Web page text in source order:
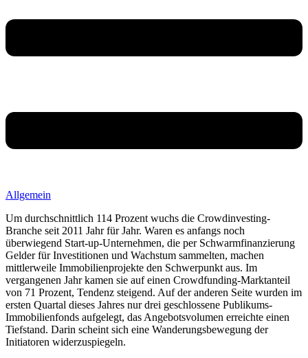
Allgemein
Um durchschnittlich 114 Prozent wuchs die Crowdinvesting-
Branche seit 2011 Jahr für Jahr. Waren es anfangs noch
überwiegend Start-up-Unternehmen, die per Schwarmfinanzierung
Gelder für Investitionen und Wachstum sammelten, machen
mittlerweile Immobilienprojekte den Schwerpunkt aus. Im
vergangenen Jahr kamen sie auf einen Crowdfunding-Marktanteil
von 71 Prozent, Tendenz steigend. Auf der anderen Seite wurden im
ersten Quartal dieses Jahres nur drei geschlossene Publikums-
Immobilienfonds aufgelegt, das Angebotsvolumen erreichte einen
Tiefstand. Darin scheint sich eine Wanderungsbewegung der
Initiatoren widerzuspiegeln.